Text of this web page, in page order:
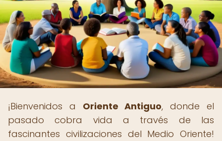
¡Bienvenidos a Oriente Antiguo, donde el
pasado cobra vida a través de las
fascinantes civilizaciones del Medio Oriente!